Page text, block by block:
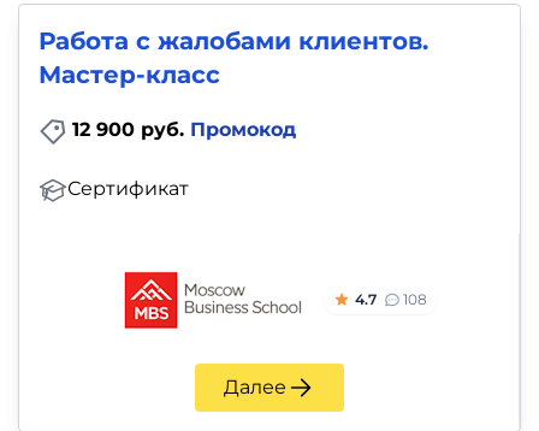
Работа с жалобами клиентов.
Мастер-класс
12 900 руб. Промокод
Сертификат
4.7 108
Далее